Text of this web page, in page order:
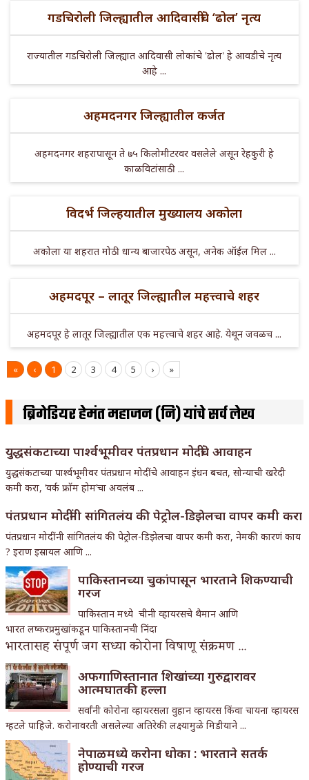
गडचिरोली जिल्ह्यातील आदिवासींचे ‘ढोल’ नृत्य
राज्यातील गडचिरोली जिल्ह्यात आदिवासी लोकांचे 'ढोल' हे आवडीचे नृत्य
आहे ...
अहमदनगर जिल्ह्यातील कर्जत
अहमदनगर शहरापासून ते ७५ किलोमीटरवर वसलेले असून रेहकुरी हे
काळविटांसाठी ...
विदर्भ जिल्हयातील मुख्यालय अकोला
अकोला या शहरात मोठी धान्य बाजारपेठ असून, अनेक ऑईल मिल ...
अहमदपूर – लातूर जिल्ह्यातील महत्त्वाचे शहर
अहमदपूर हे लातूर जिल्ह्यातील एक महत्त्वाचे शहर आहे. येथून जवळच ...
« ‹ 1 2 3 4 5 › »
ब्रिगेडियर हेमंत महाजन (नि) यांचे सर्व लेख
युद्धसंकटाच्या पार्श्वभूमीवर पंतप्रधान मोदींचे आवाहन
युद्धसंकटाच्या पार्श्वभूमीवर पंतप्रधान मोदींचे आवाहन इंधन बचत, सोन्याची खरेदी
कमी करा, ‘वर्क फ्रॉम होम’चा अवलंब ...
पंतप्रधान मोदींनी सांगितलंय की पेट्रोल-डिझेलचा वापर कमी करा
पंतप्रधान मोदींनी सांगितलंय की पेट्रोल-डिझेलचा वापर कमी करा, नेमकी कारणं काय
? इराण इस्रायल आणि ...
पाकिस्तानच्या चुकांपासून भारताने शिकण्याची
गरज
पाकिस्तान मध्ये चीनी व्हायरसचे थैमान आणि
भारत लष्करप्रमुखांकडून पाकिस्तानची निंदा
भारतासह संपूर्ण जग सध्या कोरोना विषाणू संक्रमण ...
अफगाणिस्तानात शिखांच्या गुरुद्वारावर
आत्मघातकी हल्ला
सर्वांनी कोरोना व्हायरसला वुहान व्हायरस किंवा चायना व्हायरस
म्हटले पाहिजे. करोनावरती असलेल्या अतिरेकी लक्ष्यामुळे मिडीयाने ...
नेपाळमध्ये करोना धोका : भारताने सतर्क
होण्याची गरज